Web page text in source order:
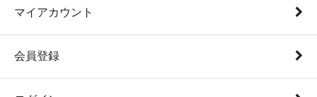
マイアカウント
会員登録